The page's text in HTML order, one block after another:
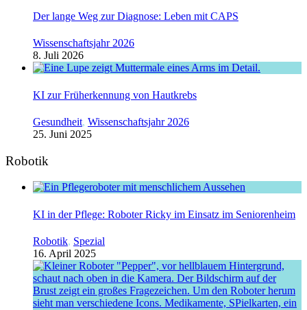
Der lange Weg zur Diagnose: Leben mit CAPS
Wissenschaftsjahr 2026
8. Juli 2026
KI zur Früherkennung von Hautkrebs
Gesundheit, Wissenschaftsjahr 2026
25. Juni 2025
Robotik
KI in der Pflege: Roboter Ricky im Einsatz im Seniorenheim
Robotik, Spezial
16. April 2025